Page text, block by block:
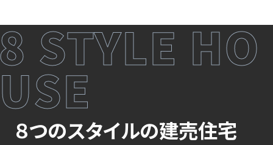
STYLE HO
８つのスタイルの建売住宅